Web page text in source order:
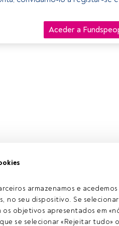
armazenamos e
no seu dispositivo. Se
objetivos apresentados em
se selecionar «Rejeitar tudo»
Aceder a